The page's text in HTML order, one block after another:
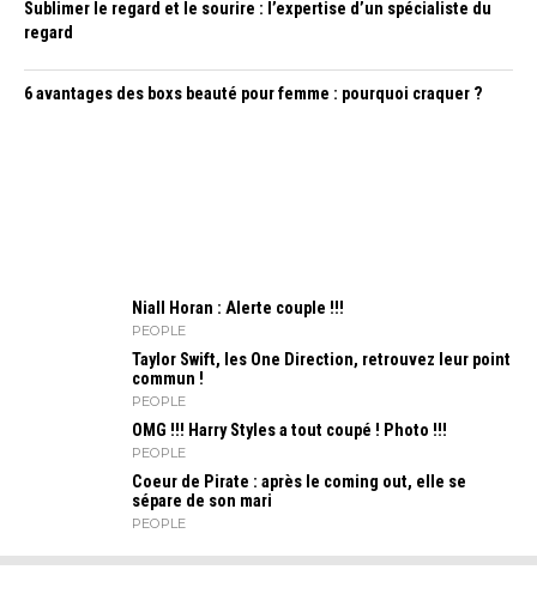
Sublimer le regard et le sourire : l’expertise d’un spécialiste du
regard
6 avantages des boxs beauté pour femme : pourquoi craquer ?
Niall Horan : Alerte couple !!!
PEOPLE
Taylor Swift, les One Direction, retrouvez leur point
commun !
PEOPLE
OMG !!! Harry Styles a tout coupé ! Photo !!!
PEOPLE
Coeur de Pirate : après le coming out, elle se
sépare de son mari
PEOPLE